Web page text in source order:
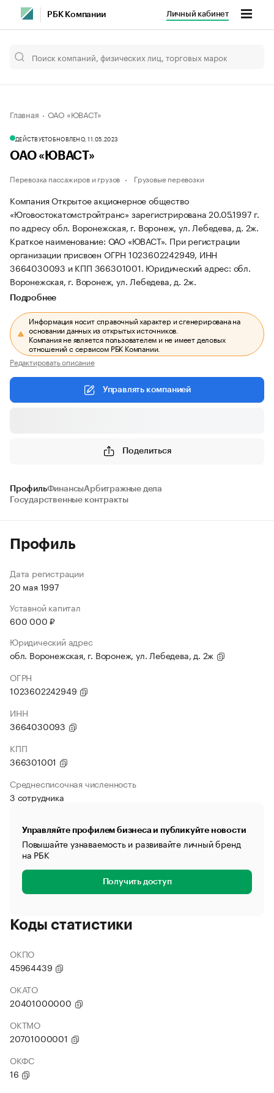
РБК Компании Личный кабинет
Главная ОАО «ЮВАСТ»
ДЕЙСТВУЕТОБНОВЛЕНО, 11.05.2023
ОАО «ЮВАСТ»
Перевозка пассажиров и грузов Грузовые перевозки
Компания Открытое акционерное общество
«Юговостокатомстройтранс» зарегистрирована 20.05.1997 г.
по адресу обл. Воронежская, г. Воронеж, ул. Лебедева, д. 2ж.
Краткое наименование: ОАО «ЮВАСТ». При регистрации
организации присвоен ОГРН 1023602242949, ИНН
3664030093 и КПП 366301001. Юридический адрес: обл.
Воронежская, г. Воронеж, ул. Лебедева, д. 2ж.
Подробнее
Информация носит справочный характер и сгенерирована на
основании данных из открытых источников.
Компания не является пользователем и не имеет деловых
отношений с сервисом РБК Компании.
Редактировать описание
Управлять компанией
Поделиться
ПрофильФинансыАрбитражные дела
Государственные контракты
Профиль
Дата регистрации
20 мая 1997
Уставной капитал
600 000 ₽
Юридический адрес
обл. Воронежская, г. Воронеж, ул. Лебедева, д. 2ж
ОГРН
1023602242949
ИНН
3664030093
КПП
366301001
Среднесписочная численность
3 сотрудника
Управляйте профилем бизнеса и публикуйте новости
Повышайте узнаваемость и развивайте личный бренд
на РБК
Получить доступ
Коды статистики
ОКПО
45964439
ОКАТО
20401000000
ОКТМО
20701000001
ОКФС
16